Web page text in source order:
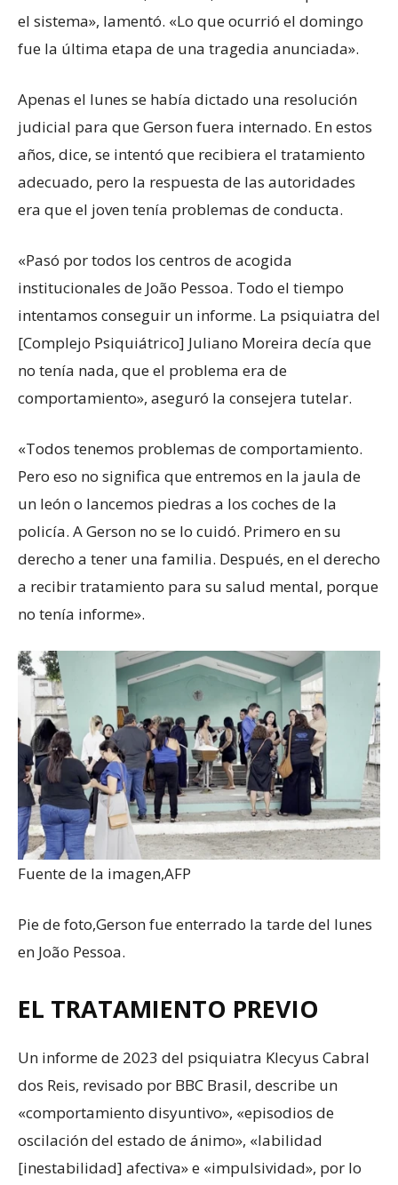
el sistema», lamentó. «Lo que ocurrió el domingo
fue la última etapa de una tragedia anunciada».
Apenas el lunes se había dictado una resolución
judicial para que Gerson fuera internado. En estos
años, dice, se intentó que recibiera el tratamiento
adecuado, pero la respuesta de las autoridades
era que el joven tenía problemas de conducta.
«Pasó por todos los centros de acogida
institucionales de João Pessoa. Todo el tiempo
intentamos conseguir un informe. La psiquiatra del
[Complejo Psiquiátrico] Juliano Moreira decía que
no tenía nada, que el problema era de
comportamiento», aseguró la consejera tutelar.
«Todos tenemos problemas de comportamiento.
Pero eso no significa que entremos en la jaula de
un león o lancemos piedras a los coches de la
policía. A Gerson no se lo cuidó. Primero en su
derecho a tener una familia. Después, en el derecho
a recibir tratamiento para su salud mental, porque
no tenía informe».
Fuente de la imagen,AFP
Pie de foto,Gerson fue enterrado la tarde del lunes
en João Pessoa.
EL TRATAMIENTO PREVIO
Un informe de 2023 del psiquiatra Klecyus Cabral
dos Reis, revisado por BBC Brasil, describe un
«comportamiento disyuntivo», «episodios de
oscilación del estado de ánimo», «labilidad
[inestabilidad] afectiva» e «impulsividad», por lo